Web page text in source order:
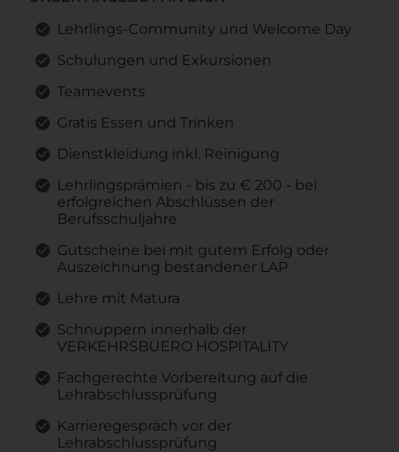
Lehrlings-Community und Welcome Day
Schulungen und Exkursionen
Teamevents
Gratis Essen und Trinken
Dienstkleidung inkl. Reinigung
Lehrlingsprämien - bis zu € 200 - bei
erfolgreichen Abschlüssen der
Berufsschuljahre
Gutscheine bei mit gutem Erfolg oder
Auszeichnung bestandener LAP
Lehre mit Matura
Schnuppern innerhalb der
VERKEHRSBUERO HOSPITALITY
Fachgerechte Vorbereitung auf die
Lehrabschlussprüfung
Karrieregespräch vor der
Lehrabschlussprüfung